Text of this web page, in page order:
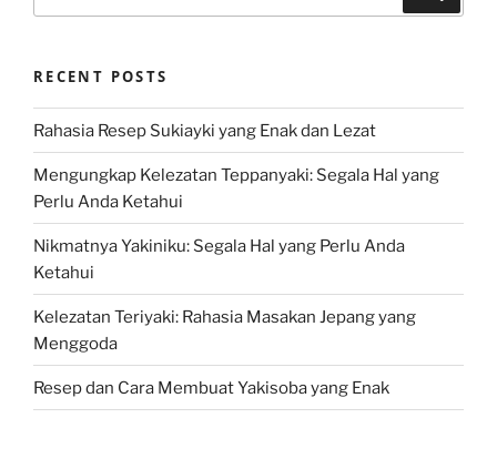
RECENT POSTS
Rahasia Resep Sukiayki yang Enak dan Lezat
Mengungkap Kelezatan Teppanyaki: Segala Hal yang
Perlu Anda Ketahui
Nikmatnya Yakiniku: Segala Hal yang Perlu Anda
Ketahui
Kelezatan Teriyaki: Rahasia Masakan Jepang yang
Menggoda
Resep dan Cara Membuat Yakisoba yang Enak